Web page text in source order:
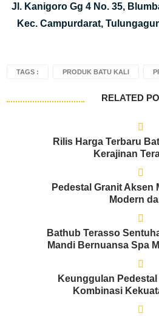
Jl. Kanigoro Gg 4 No. 35,
Kec. Campurdarat,
TAGS : PRODUK BATU KALI
RELATED
Rilis Harga Terbaru
Kerajinan
Pedestal Granit Aksen
Modern
Bathub Terasso
Mandi Bernuansa Spa
Keunggulan
Kombinasi